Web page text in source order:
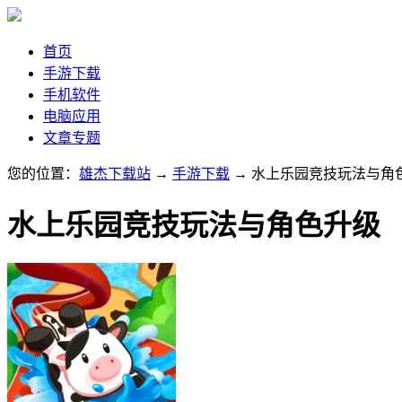
首页
手游下载
手机软件
电脑应用
文章专题
您的位置： 雄杰下载站 → 手游下载 → 水上乐园竞技玩法与角
水上乐园竞技玩法与角色升级